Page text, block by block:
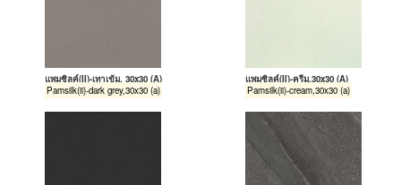
แพมซิลค์(II)-เทาเข้ม, 30x30 (A)
Pamsilk(ii)-dark grey,30x30 (a)
แพมซิลค์(II)-ครีม,30x30 (A)
Pamsilk(ii)-cream,30x30 (a)